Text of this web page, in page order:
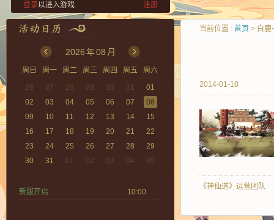
登录以进入游戏 注册
2026年08 月
周日 周一 周二 周三 周四 周五
周六
26
27 28 29 30 31
01
02
03 04 05 06 07
08
09
10 11 12 13 14
15
16
17 18 19 20 21
22
23
24 25 26 27 28
29
30
31 01 02 03 04 05
新服开启 10:00
当前位置 : 首页 > 白鹿
2014-01-10
《神仙道》运营团队